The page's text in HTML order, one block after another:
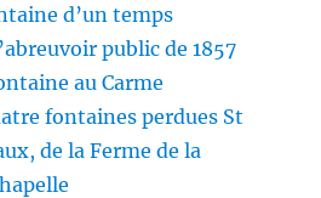
d’un temps
public de 1857
au Carme
fontaines perdues St
de la Ferme de la